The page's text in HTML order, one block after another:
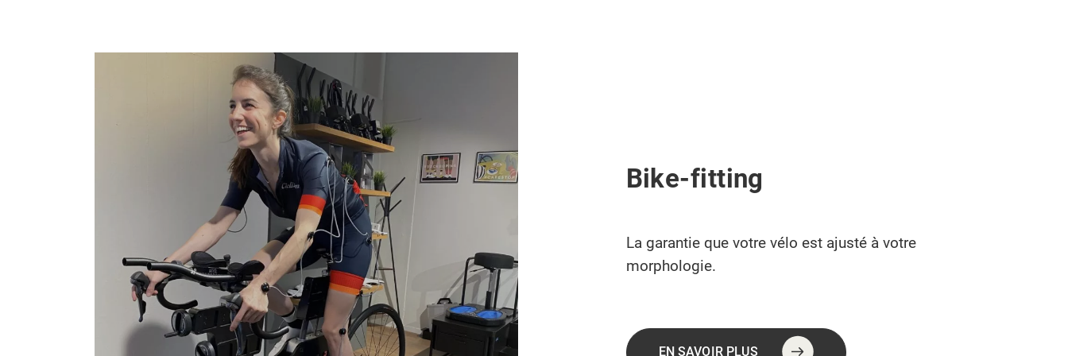
Bike-fitting
La garantie que votre vélo est ajusté à votre
morphologie.
EN SAVOIR PLUS